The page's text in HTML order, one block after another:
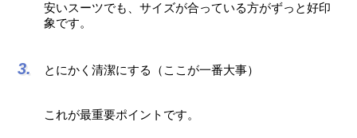
安いスーツでも、サイズが合っている方がずっと好印
象です。
とにかく清潔にする（ここが一番大事）
これが最重要ポイントです。